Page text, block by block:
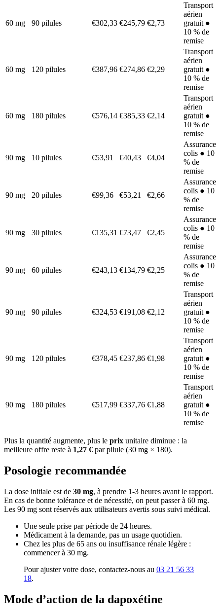
60 mg 90 pilules €302,33 €245,79 €2,73
Transport
aérien
gratuit ●
10 % de
remise
60 mg 120 pilules €387,96 €274,86 €2,29
Transport
aérien
gratuit ●
10 % de
remise
60 mg 180 pilules €576,14 €385,33 €2,14
Transport
aérien
gratuit ●
10 % de
remise
90 mg 10 pilules €53,91 €40,43 €4,04
Assurance
colis ● 10
% de
remise
90 mg 20 pilules €99,36 €53,21 €2,66
Assurance
colis ● 10
% de
remise
90 mg 30 pilules €135,31 €73,47 €2,45
Assurance
colis ● 10
% de
remise
90 mg 60 pilules €243,13 €134,79 €2,25
Assurance
colis ● 10
% de
remise
90 mg 90 pilules €324,53 €191,08 €2,12
Transport
aérien
gratuit ●
10 % de
remise
90 mg 120 pilules €378,45 €237,86 €1,98
Transport
aérien
gratuit ●
10 % de
remise
90 mg 180 pilules €517,99 €337,76 €1,88
Transport
aérien
gratuit ●
10 % de
remise
Plus la quantité augmente, plus le prix unitaire diminue : la
meilleure offre reste à 1,27 € par pilule (30 mg × 180).
Posologie recommandée
La dose initiale est de 30 mg, à prendre 1-3 heures avant le rapport.
En cas de bonne tolérance et de nécessité, on peut passer à 60 mg.
Les 90 mg sont réservés aux utilisateurs avertis sous suivi médical.
Une seule prise par période de 24 heures.
Médicament à la demande, pas un usage quotidien.
Chez les plus de 65 ans ou insuffisance rénale légère :
commencer à 30 mg.
Pour ajuster votre dose, contactez-nous au 03 21 56 33
18.
Mode d’action de la dapoxétine